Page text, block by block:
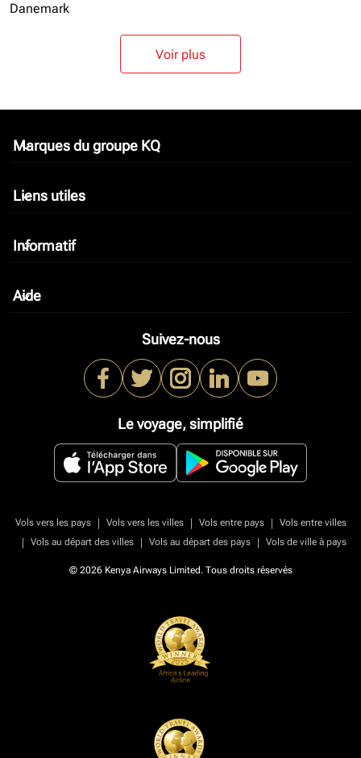
Danemark
Voir plus
Marques du groupe KQ
keyboard_arrow_down
Liens utiles
keyboard_arrow_down
Informatif
keyboard_arrow_down
Aide
keyboard_arrow_down
Suivez-nous
Le voyage, simplifié
Vols vers les pays | Vols vers les villes | Vols entre pays |
Vols entre villes
|
Vols au départ des villes | Vols au départ des pays | Vols de ville à pays
© 2026 Kenya Airways Limited. Tous droits réservés